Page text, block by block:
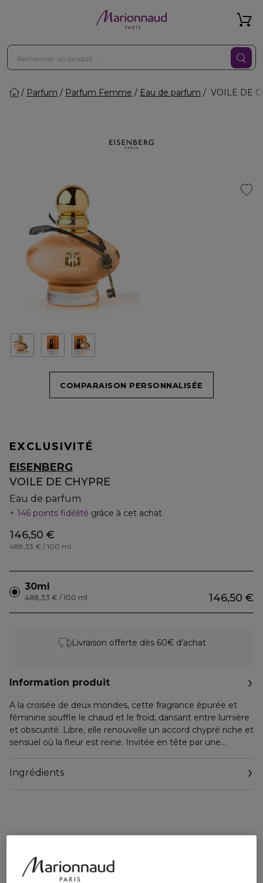
Parfum Parfum Femme Eau de parfum VOILE DE
COMPARAISON PERSONNALISÉE
EXCLUSIVITÉ
EISENBERG
VOILE DE CHYPRE
Eau de parfum
146 points fidélité grâce à cet achat
146,50 €
488,33 € / 100 ml
30ml
146,50 €
488,33 € / 100 ml
Livraison offerte dès 60€ d’achat
Information produit
A la croisée de deux mondes, cette fragrance épurée et
féminine souffle le chaud et le froid, dansant entre lumière
et obscurité. Libre, elle renouvelle un accord chypré riche et
sensuel où la fleur est reine. Invitée en tête par une
insolence et enveloppe le parfum d’un voile mystérieux.
Ardente, l’empreinte inimitable du Patchouli affirme le
Ingrédients